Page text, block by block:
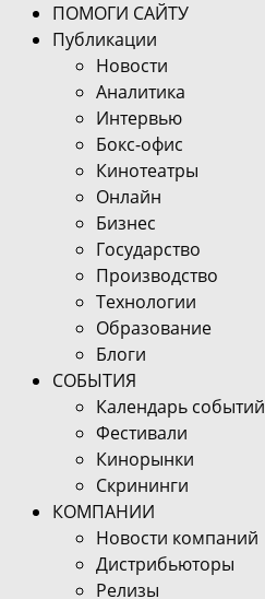
ПОМОГИ САЙТУ
Публикации
Новости
Аналитика
Интервью
Бокс-офис
Кинотеатры
Онлайн
Бизнес
Государство
Производство
Технологии
Образование
Блоги
СОБЫТИЯ
Календарь событий
Фестивали
Кинорынки
Скрининги
КОМПАНИИ
Новости компаний
Дистрибьюторы
Релизы